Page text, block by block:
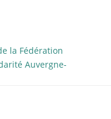
la Fédération
Auvergne-